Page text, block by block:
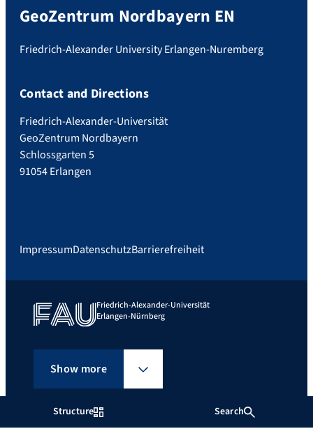
Structure Search
GeoZentrum Nordbayern EN
Friedrich-Alexander University Erlangen-Nuremberg
Contact and Directions
Friedrich-Alexander-Universität
GeoZentrum Nordbayern
Schlossgarten 5
91054 Erlangen
ImpressumDatenschutzBarrierefreiheit
Friedrich-Alexander-Universität
Erlangen-Nürnberg
Show more